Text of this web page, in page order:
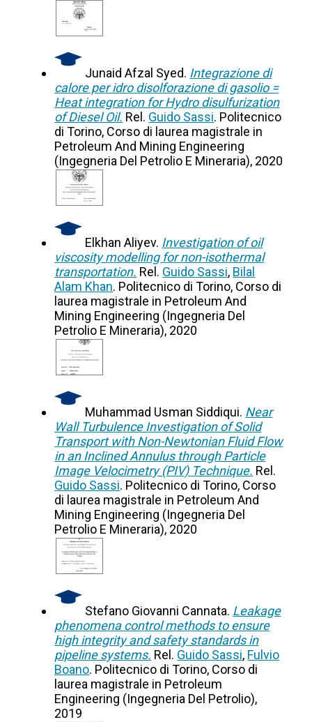
Junaid Afzal Syed. Integrazione di
calore per idro disolforazione di gasolio =
Heat integration for Hydro disulfurization
of Diesel Oil. Rel. Guido Sassi. Politecnico
di Torino, Corso di laurea magistrale in
Petroleum And Mining Engineering
(Ingegneria Del Petrolio E Mineraria), 2020
Elkhan Aliyev. Investigation of oil
viscosity modelling for non-isothermal
transportation. Rel. Guido Sassi, Bilal
Alam Khan. Politecnico di Torino, Corso di
laurea magistrale in Petroleum And
Mining Engineering (Ingegneria Del
Petrolio E Mineraria), 2020
Muhammad Usman Siddiqui. Near
Wall Turbulence Investigation of Solid
Transport with Non-Newtonian Fluid Flow
in an Inclined Annulus through Particle
Image Velocimetry (PIV) Technique. Rel.
Guido Sassi. Politecnico di Torino, Corso
di laurea magistrale in Petroleum And
Mining Engineering (Ingegneria Del
Petrolio E Mineraria), 2020
Stefano Giovanni Cannata. Leakage
phenomena control methods to ensure
high integrity and safety standards in
pipeline systems. Rel. Guido Sassi, Fulvio
Boano. Politecnico di Torino, Corso di
laurea magistrale in Petroleum
Engineering (Ingegneria Del Petrolio),
2019